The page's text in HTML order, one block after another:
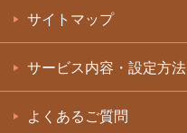
サイトマップ
サービス内容・設定方法
よくあるご質問